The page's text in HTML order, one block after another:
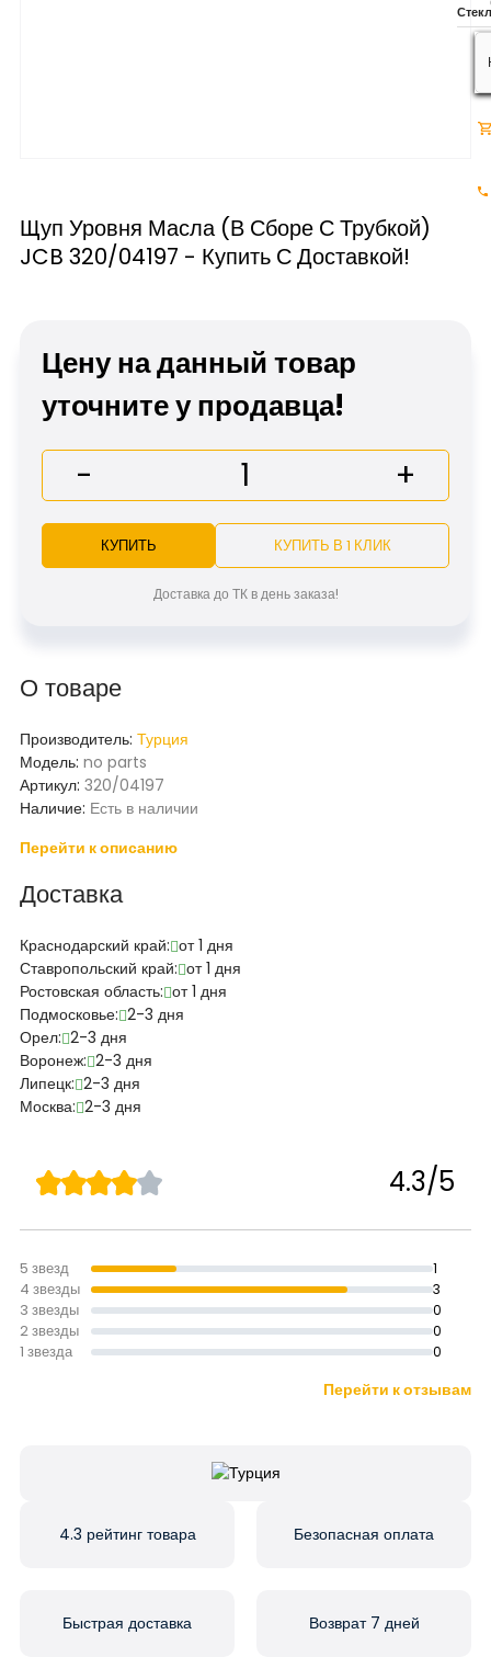
Щуп Уровня Масла (в Сборе С Трубкой)
JCB 320/04197 - Купить С Доставкой!
О товаре
Производитель: Турция
Модель: no parts
Артикул: 320/04197
Наличие: Есть в наличии
Перейти к описанию
Доставка
Краснодарский край: от 1 дня
Ставропольский край: от 1 дня
Ростовская область: от 1 дня
Подмосковье: 2-3 дня
Орел: 2-3 дня
Воронеж: 2-3 дня
Липецк: 2-3 дня
Москва: 2-3 дня
Цену на данный товар
уточните у продавца!
- +
КУПИТЬ КУПИТЬ В 1 КЛИК
Доставка до ТК в день заказа!
4.3/5
5 звезд 1
4 звезды 3
3 звезды 0
2 звезды 0
1 звезда 0
Перейти к отзывам
4.3 рейтинг товара Безопасная оплата
Быстрая доставка Возврат 7 дней